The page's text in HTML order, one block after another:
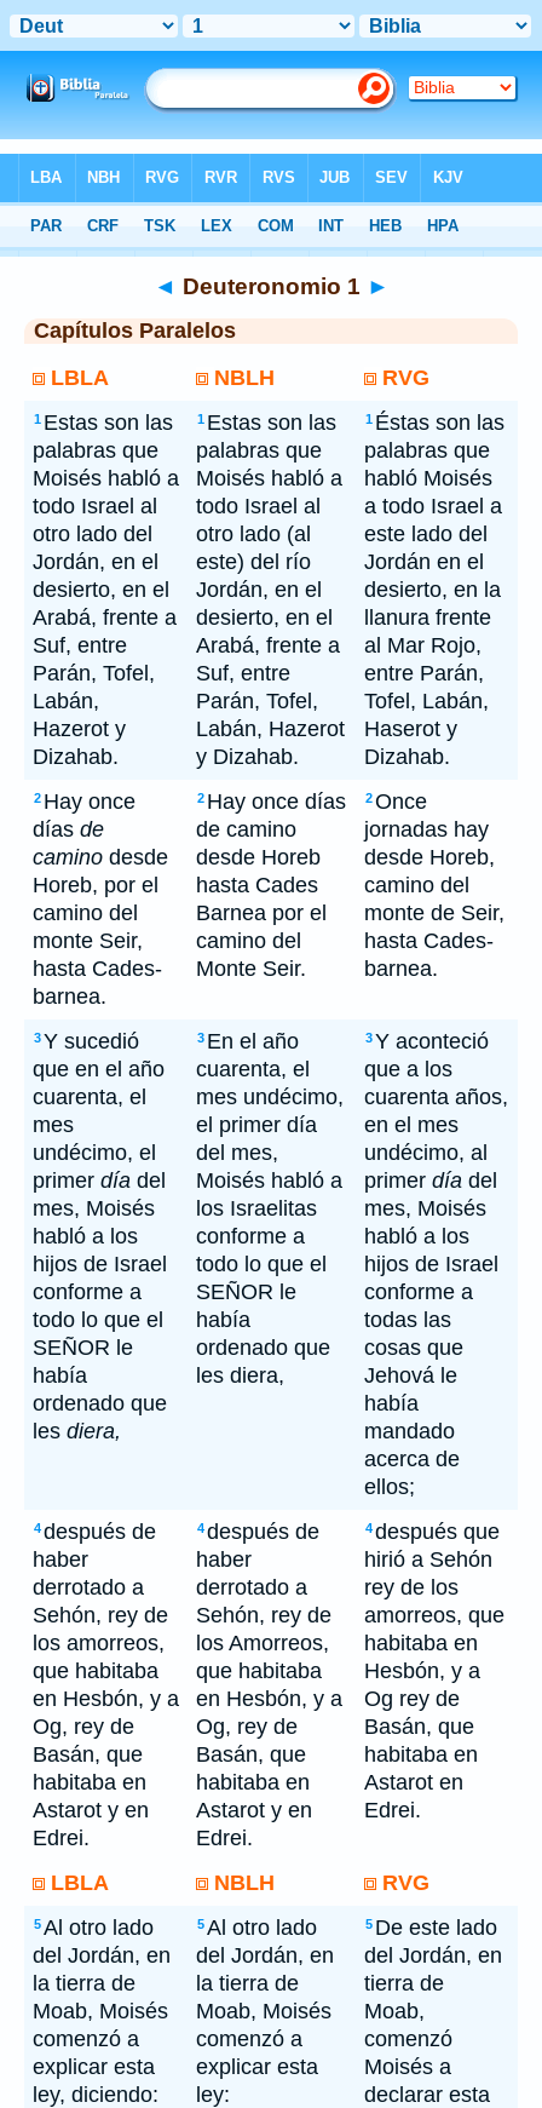
> Deuteronomio 1
◄ Deuteronomio 1 ►
Capítulos Paralelos
LBLA
NBLH RVG
1 Estas son las
palabras que
Moisés habló a
todo Israel al
otro lado del
Jordán, en el
desierto, en el
Arabá, frente a
Suf, entre
Parán, Tofel,
Labán,
Hazerot y
Dizahab.
1 Estas son las
palabras que
Moisés habló a
todo Israel al
otro lado (al
este) del río
Jordán, en el
desierto, en el
Arabá, frente a
Suf, entre
Parán, Tofel,
Labán, Hazerot
y Dizahab.
1 Éstas son las
palabras que
habló Moisés
a todo Israel a
este lado del
Jordán en el
desierto, en la
llanura frente
al Mar Rojo,
entre Parán,
Tofel, Labán,
Haserot y
Dizahab.
2 Hay once
días de
camino desde
Horeb, por el
camino del
monte Seir,
hasta Cades-
barnea.
2 Hay once días
de camino
desde Horeb
hasta Cades
Barnea por el
camino del
Monte Seir.
2Once
jornadas hay
desde Horeb,
camino del
monte de Seir,
hasta Cades-
barnea.
3Y sucedió
que en el año
cuarenta, el
mes
undécimo, el
primer día del
mes, Moisés
habló a los
hijos de Israel
conforme a
todo lo que el
SEÑOR le
había
ordenado que
les diera,
3 En el año
cuarenta, el
mes undécimo,
el primer día
del mes,
Moisés habló a
los Israelitas
conforme a
todo lo que el
SEÑOR le
había
ordenado que
les diera,
3Y aconteció
que a los
cuarenta años,
en el mes
undécimo, al
primer día del
mes, Moisés
habló a los
hijos de Israel
conforme a
todas las
cosas que
Jehová le
había
mandado
acerca de
ellos;
4después de
haber
derrotado a
Sehón, rey de
los amorreos,
que habitaba
en Hesbón, y a
Og, rey de
Basán, que
habitaba en
Astarot y en
Edrei.
4después de
haber
derrotado a
Sehón, rey de
los Amorreos,
que habitaba
en Hesbón, y a
Og, rey de
Basán, que
habitaba en
Astarot y en
Edrei.
4después que
hirió a Sehón
rey de los
amorreos, que
habitaba en
Hesbón, y a
Og rey de
Basán, que
habitaba en
Astarot en
Edrei.
LBLA NBLH RVG
5Al otro lado
del Jordán, en
la tierra de
Moab, Moisés
comenzó a
explicar esta
ley, diciendo:
5Al otro lado
del Jordán, en
la tierra de
Moab, Moisés
comenzó a
explicar esta
ley:
5 De este lado
del Jordán, en
tierra de
Moab,
comenzó
Moisés a
declarar esta